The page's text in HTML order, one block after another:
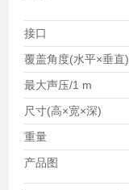
接口
覆盖角度(水平×垂直)
最大声压/1 m
尺寸(高×宽×深)
重量
产品图